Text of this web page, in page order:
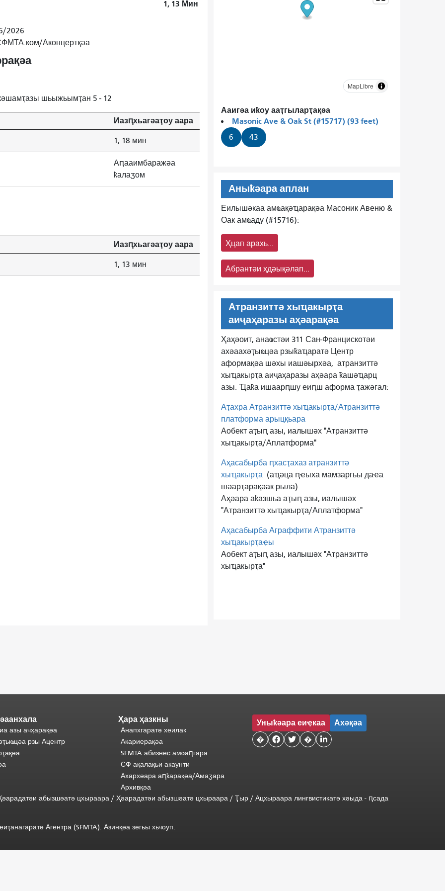
1, 13 Мин
2026
Аконцертқәа
шьыжьымҭан 5 - 12
Иазԥхьагәаҭоу аара
1, 18 мин
Аԥааимбаражәа
ҟалаӡом
Иазԥхьагәаҭоу аара
1, 13 мин
MapLibre
Ааигәа иҟоу ааҭгыларҭақәа
Masonic Ave & Oak St (#15717) (93 feet)
6 43
Аныҟәара аплан
Еилышәкаа амҩақәҵарақәа Масоник Авеню &
Оак амҩаду (#15716):
Ҳцап арахь...
Абрантәи ҳдәықәлап...
Атранзиттә хыҵакырҭа
аиҷаҳаразы аҳәарақәа
Ҳаҳәоит, анаҩстәи 311 Сан-Францискотәи
ахәаахәҭыҩцәа рзыҟаҵаратә Центр
аформақәа шәхы иашәырхәа, атранзиттә
хыҵакырҭа аиҷаҳаразы аҳәара ҟашәҵарц
азы. Ҵаҟа ишаарԥшу еиԥш аформа ҭажәгал:
Аҭахра Атранзиттә хыҵакырҭа/Атранзиттә
платформа арыцқьара
Аобект аҭыԥ азы, иалышәх "Атранзиттә
хыҵакырҭа/Аплатформа"
Аҳасабырба ԥхасҭахаз атранзиттә
хыҵакырҭа(аҵәца ԥҽыха мамзаргьы даҽа
шәарҭарақәак рыла)
Аҳәара аҟазшьа аҭыԥ азы, иалышәх
"Атранзиттә хыҵакырҭа/Аплатформа"
Аҳасабырба Аграффити Атранзиттә
хыҵакырҭаҿы
Аобект аҭыԥ азы, иалышәх "Атранзиттә
хыҵакырҭа"
азы ачҳарақәа
рзы Ацентр
Ҳара ҳазкны
Анапхгаратә хеилак
Акариерақәа
SFMTA абизнес амҩаԥгара
СФ ақалақьи акаунти
Ахархәара аԥҟарақәа/Амаӡара
Архивқәа
Уныҟәара еиҿкаа Ахәқәа
�   � 
абызшәатә цхыраара / Ҳәарадатәи абызшәатә цхыраара / Ҭыр / Ацхыраара лингвистикатә хәыда - ԥсада
Агентра (SFMTA). Азинқәа зегьы хьчоуп.